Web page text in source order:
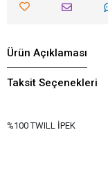
Ürün Açıklaması
Taksit Seçenekleri
%100 TWILL İPEK